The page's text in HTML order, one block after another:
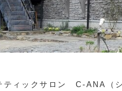
ティックサロン C-ANA（